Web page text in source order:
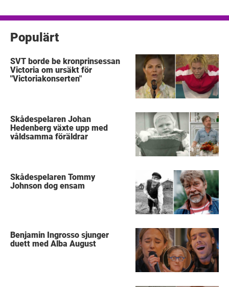
Populärt
SVT borde be kronprinsessan
Victoria om ursäkt för
"Victoriakonserten"
Skådespelaren Johan
Hedenberg växte upp med
våldsamma föräldrar
Skådespelaren Tommy
Johnson dog ensam
Benjamin Ingrosso sjunger
duett med Alba August